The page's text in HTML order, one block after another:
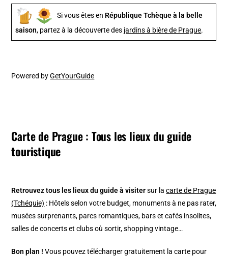
Si vous êtes en République Tchèque à la belle
saison, partez à la découverte des jardins à bière de Prague.
Powered byGetYourGuide
Carte de Prague : Tous les lieux du guide
touristique
Retrouvez tous les lieux du guide à visitersur lacarte de Prague
(Tchéquie) : Hôtels selon votre budget, monuments à ne pas rater,
musées surprenants, parcs romantiques, bars et cafés insolites,
salles de concerts et clubs où sortir, shopping vintage…
Bon plan ! Vous pouvez télécharger gratuitement la carte pour